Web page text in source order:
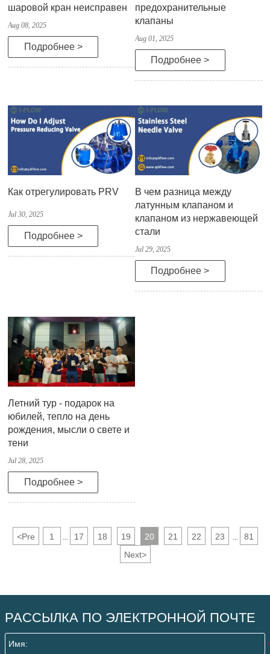
шаровой кран неисправен
Aug 08, 2025
Подробнее >
предохранительные
клапаны
Aug 01, 2025
Подробнее >
Как отрегулировать PRV
Jul 30, 2025
Подробнее >
В чем разница между
латунным клапаном и
клапаном из нержавеющей
стали
Jul 29, 2025
Подробнее >
Летний тур - подарок на
юбилей, тепло на день
рождения, мысли о свете и
тени
Jul 28, 2025
Подробнее >
<Pre 1 17 18 19 20 21 22 23
81
Next>
РАССЫЛКА ПО ЭЛЕКТРОННОЙ ПОЧТЕ